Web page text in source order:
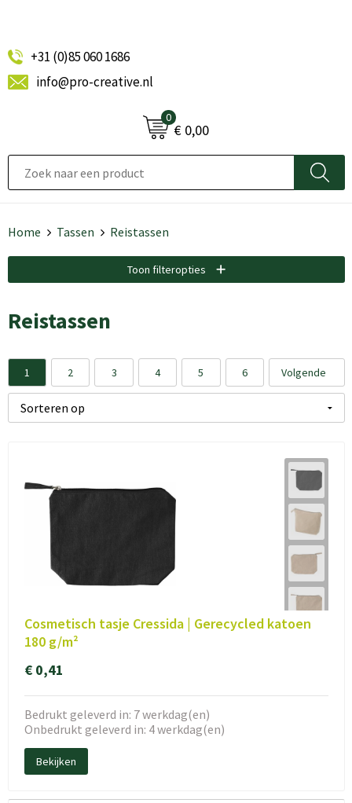
+31 (0)85 060 1686
info@pro-creative.nl
0
€ 0,00
Home Tassen Reistassen
Toon filteropties
Reistassen
1 2 3 4 5 6 Volgende
Cosmetisch tasje Cressida | Gerecycled katoen
180 g/m²
€ 0,41
Bedrukt geleverd in: 7 werkdag(en)
Onbedrukt geleverd in: 4 werkdag(en)
Bekijken